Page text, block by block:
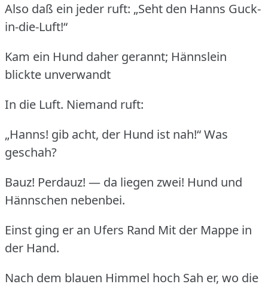
Also daß ein jeder ruft: „Seht den Hanns Guck-
in-die-Luft!“
Kam ein Hund daher gerannt; Hännslein
blickte unverwandt
In die Luft. Niemand ruft:
„Hanns! gib acht, der Hund ist nah!“ Was
geschah?
Bauz! Perdauz! — da liegen zwei! Hund und
Hännschen nebenbei.
Einst ging er an Ufers Rand Mit der Mappe in
der Hand.
Nach dem blauen Himmel hoch Sah er, wo die